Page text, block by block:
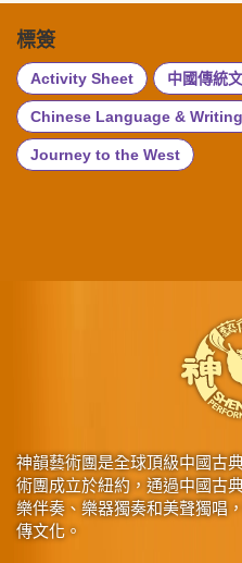
標簽
Activity Sheet 中國傳統
Chinese Language & Writing
Journey to the West
神韻藝術團是全球頂級中國古
術團成立於紐約，通過中國古
樂伴奏、樂器獨奏和美聲獨唱
傳文化。